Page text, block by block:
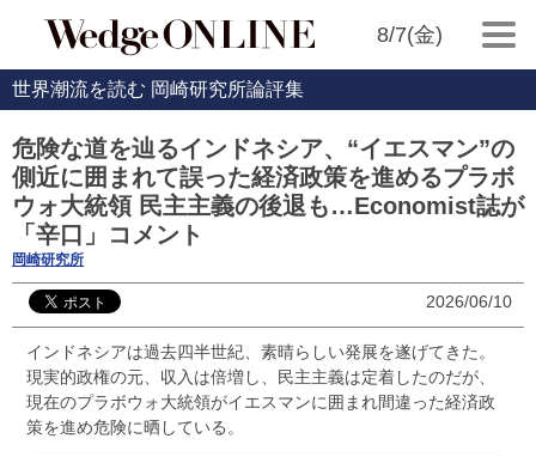
8/7(金)
世界潮流を読む 岡崎研究所論評集
危険な道を辿るインドネシア、“イエスマン”の
側近に囲まれて誤った経済政策を進めるプラボ
ウォ大統領 民主主義の後退も…Economist誌が
「辛口」コメント
岡崎研究所
2026/06/10
インドネシアは過去四半世紀、素晴らしい発展を遂げてきた。
現実的政権の元、収入は倍増し、民主主義は定着したのだが、
現在のプラボウォ大統領がイエスマンに囲まれ間違った経済政
策を進め危険に晒している。